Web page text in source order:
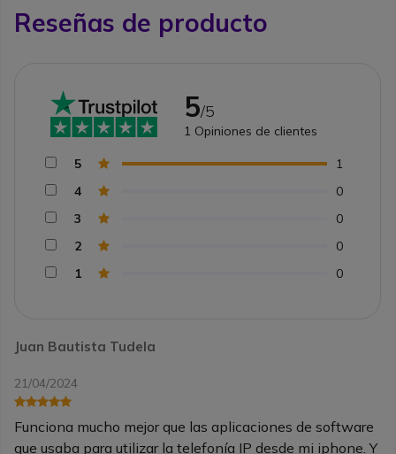
Reseñas de producto
Juan Bautista Tudela
21/04/2024
Funciona mucho mejor que las aplicaciones de software
que usaba para utilizar la telefonía IP desde mi iphone. Y
5/5
1 Opiniones de clientes
5
1
4
0
3
0
2
0
1
0